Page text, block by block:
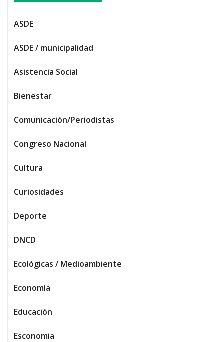
ASDE
ASDE / municipalidad
Asistencia Social
Bienestar
Comunicación/Periodistas
Congreso Nacional
Cultura
Curiosidades
Deporte
DNCD
Ecológicas / Medioambiente
Economía
Educación
Esconomia